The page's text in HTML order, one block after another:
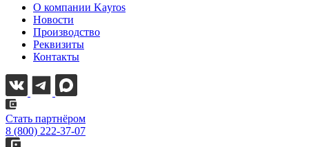
О компании Kayros
Новости
Производство
Реквизиты
Контакты
Стать партнёром
8 (800) 222-37-07